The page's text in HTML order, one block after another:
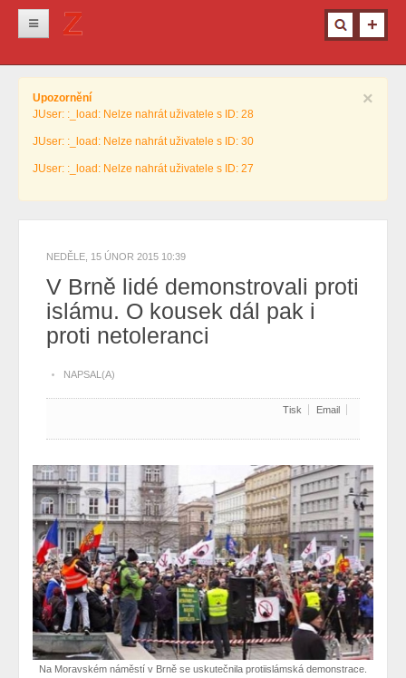
Krimi
Kultura
Info z města
Pro ženy
×
Upozornění
JUser: :_load: Nelze nahrát uživatele s ID: 28
JUser: :_load: Nelze nahrát uživatele s ID: 30
JUser: :_load: Nelze nahrát uživatele s ID: 27
NEDĚLE, 15 ÚNOR 2015 10:39
V Brně lidé demonstrovali proti
islámu. O kousek dál pak i
proti netoleranci
NAPSAL(A)
Tisk Email
Na Moravském náměstí v Brně se uskutečnila protiislámská demonstrace.